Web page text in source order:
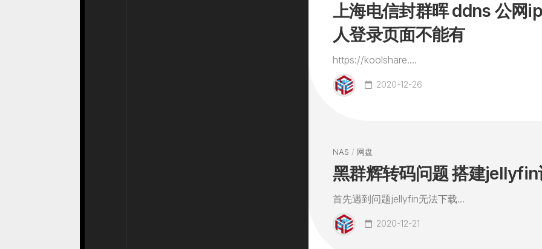
上海电信封群晖 ddns 公网
人登录页面不能有
https://koolshare....
2020-12-26
NAS / 网盘
黑群辉转码问题 搭建jellyfin
首先遇到问题jellyfin无法下载...
2020-12-21